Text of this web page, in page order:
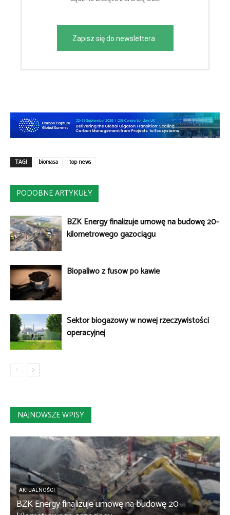
Zapisz się do newslettera
TAGI biomasa top news
PODOBNE ARTYKUŁY
BZK Energy finalizuje umowę na budowę 20-
kilometrowego gazociągu
Biopaliwo z fusów po kawie
Sektor biogazowy w nowej rzeczywistości
operacyjnej
NAJNOWSZE WPISY
AKTUALNOŚCI
BZK Energy finalizuje umowę na budowę 20-